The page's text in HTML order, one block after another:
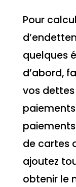
Pour
quelques
d’abord,
vos
de cartes
ajoutez
obtenir le